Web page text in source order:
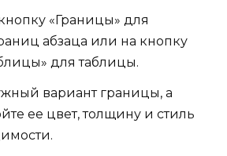
«Границы» для
абзаца или на кнопку
для таблицы.
вариант границы, а
ее цвет, толщину и стиль